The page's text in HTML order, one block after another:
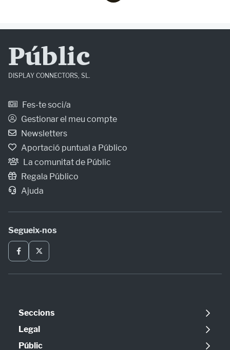
Públic
DISPLAY CONNECTORS, SL.
Fes-te soci/a
Gestionar el meu compte
Newsletters
Aportació puntual a Público
La comunitat de Públic
Regala Público
Ajuda
Segueix-nos
Seccions
Política
Opinió
Legal
Avís legal
Públic